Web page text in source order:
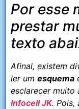
Por esse
prestar
texto
Afinal, existem
ler um esquema
esclarecer muito
Infocell JK. Pois,